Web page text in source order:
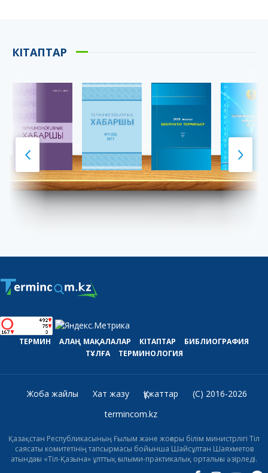
КІТАПТАР
ТЕРМИН АЛАҢ МАҚАЛАЛАР КІТАПТАР
БИБЛИОГРАФИЯ
ТҰЛҒА
ТЕРМИНОЛОГИЯ
Жоба жайлы Хат жазу Құжаттар
(C) 2016-2026
termincom.kz
Қазақстан Республикасының Ғылым және жоғары білім министрлігі Тіл
саясаты комитетінің тапсырмасы бойынша Шайсұлтан Шаяхметов
атындағы «Тіл-Қазына» ұлттық ғылыми-практикалық орталығы әзірледі.